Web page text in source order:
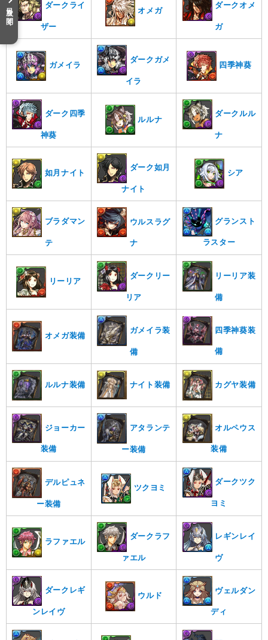
ダークライ
ザー
オメガ
ダークオメ
ガ
ガメイラ
ダークガメ
イラ
四季神葵
ダーク四季
神葵
ルルナ
ダークルル
ナ
如月ナイト
ダーク如月
ナイト
シア
ブラダマン
テ
ウルスラグ
ナ
グランスト
ラスター
リーリア
ダークリー
リア
リーリア装
備
オメガ装備
ガメイラ装
備
四季神葵装
備
ルルナ装備 ナイト装備 カグヤ装備
ジョーカー
装備
アタランテ
ー装備
オルペウス
装備
デルピュネ
ー装備
ツクヨミ
ダークツク
ヨミ
ラファエル
ダークラフ
ァエル
レギンレイ
ヴ
ダークレギ
ンレイヴ
ウルド
ヴェルダン
ディ
目次を開く